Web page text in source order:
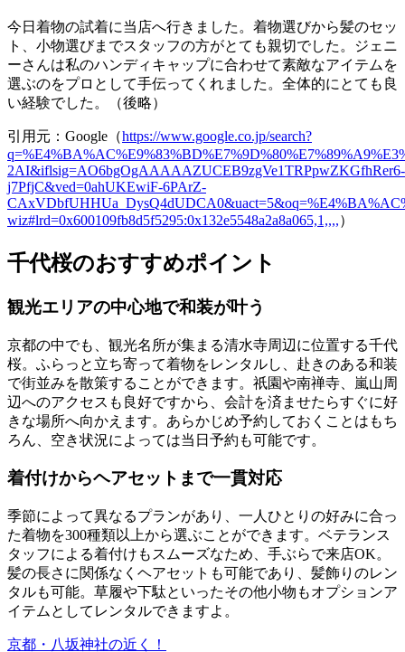
今日着物の試着に当店へ行きました。着物選びから髪のセッ
ト、小物選びまでスタッフの方がとても親切でした。ジェニ
ーさんは私のハンディキャップに合わせて素敵なアイテムを
選ぶのをプロとして手伝ってくれました。全体的にとても良
い経験でした。（後略）
引用元：Google（https://www.google.co.jp/search?
2AI&iflsig=AO6bgOgAAAAAZUCEB9zgVe1TRPpwZKGfhRer6-
j7PfjC&ved=0ahUKEwiF-6PArZ-
wiz#lrd=0x600109fb8d5f5295:0x132e5548a2a8a065,1,,,,）
千代桜のおすすめポイント
観光エリアの中心地で和装が叶う
京都の中でも、観光名所が集まる清水寺周辺に位置する千代
桜。ふらっと立ち寄って着物をレンタルし、赴きのある和装
で街並みを散策することができます。祇園や南禅寺、嵐山周
辺へのアクセスも良好ですから、会計を済ませたらすぐに好
きな場所へ向かえます。あらかじめ予約しておくことはもち
ろん、空き状況によっては当日予約も可能です。
着付けからヘアセットまで一貫対応
季節によって異なるプランがあり、一人ひとりの好みに合っ
た着物を300種類以上から選ぶことができます。ベテランス
タッフによる着付けもスムーズなため、手ぶらで来店OK。
髪の長さに関係なくヘアセットも可能であり、髪飾りのレン
タルも可能。草履や下駄といったその他小物もオプションア
イテムとしてレンタルできますよ。
京都・八坂神社の近く！